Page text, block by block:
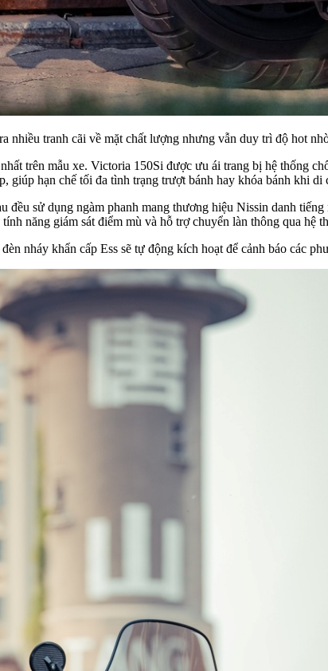
nhiều tranh cãi về mặt chất lượng nhưng vẫn duy trì độ hot
trên mẫu xe. Victoria 150Si được ưu ái trang bị hệ thống
giúp hạn chế tối đa tình trạng trượt bánh hay khóa bánh khi
đều sử dụng ngàm phanh mang thương hiệu Nissin danh
năng giám sát điểm mù và hỗ trợ chuyển làn thông qua hệ
nháy khẩn cấp Ess sẽ tự động kích hoạt để cảnh báo các